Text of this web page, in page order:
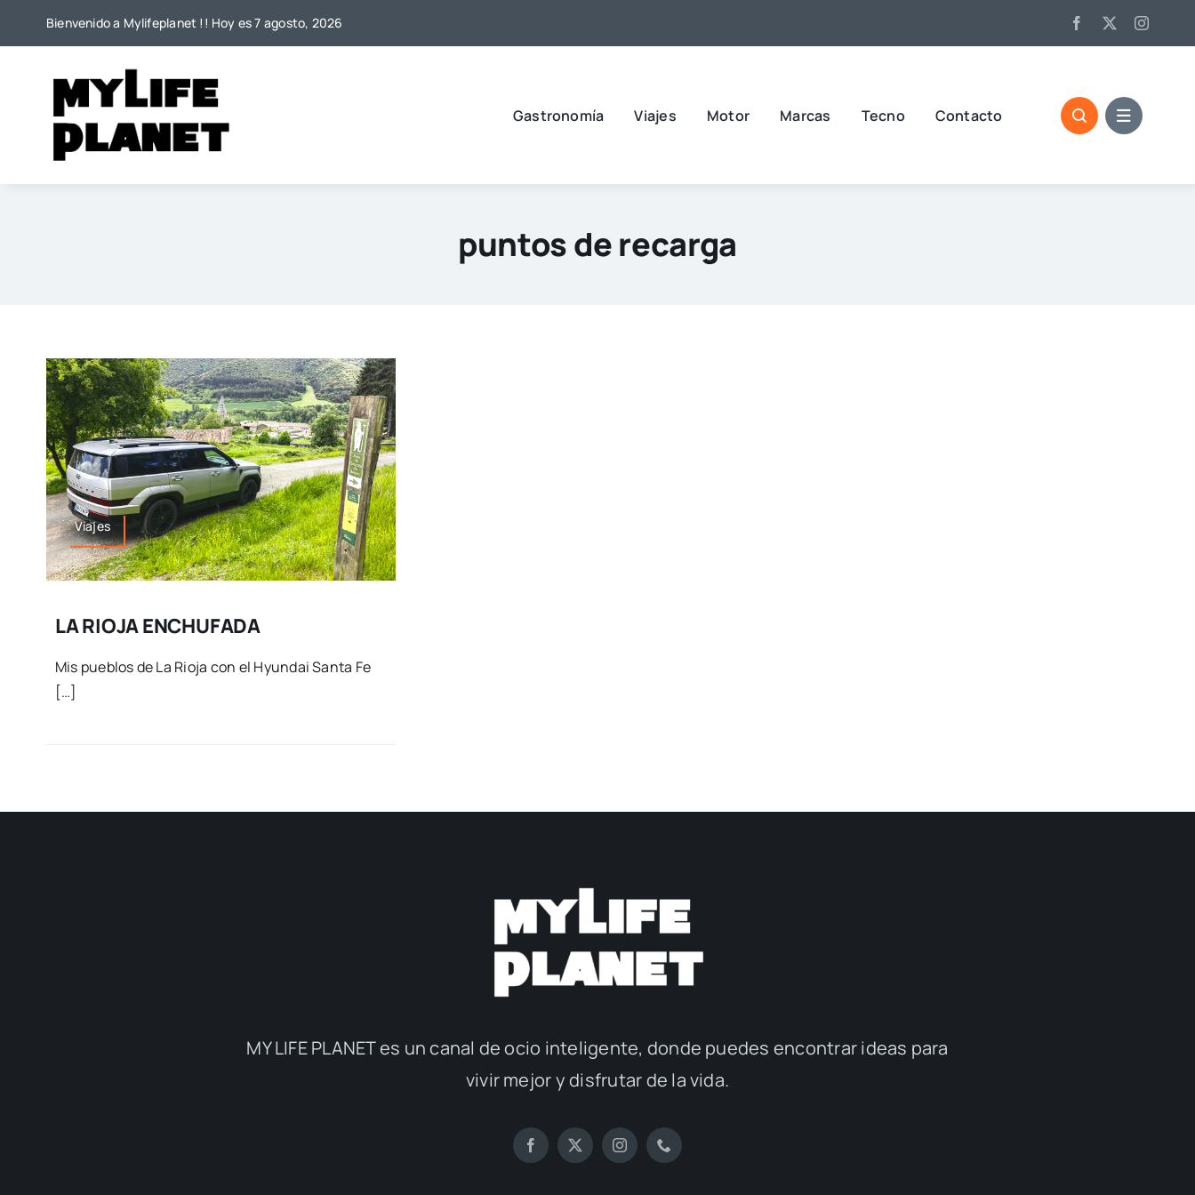
Bienvenido a Mylifeplanet !! Hoy es 7 agosto, 2026
Gastronomía Viajes Motor Marcas Tecno Contacto
puntos de recarga
Viajes
LA RIOJA ENCHUFADA
Mis pueblos de La Rioja con el Hyundai Santa Fe
[…]
MY LIFE PLANET es un canal de ocio inteligente, donde puedes encontrar ideas para
vivir mejor y disfrutar de la vida.